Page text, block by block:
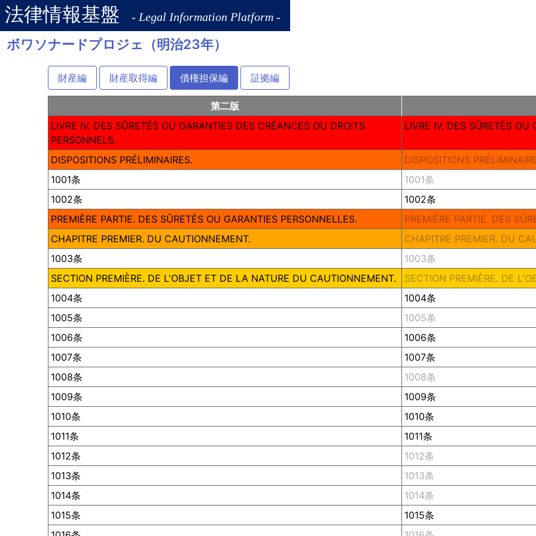
法律情報基盤 - Legal Information Platform -
ボワソナードプロジェ（明治23年）
財産編 財産取得編 債権担保編 証拠編
第二版
LIVRE IV. DES SÛRETÉS OU GARANTIES DES CRÉANCES OU DROITS
PERSONNELS.
LIVRE IV. DES SÛRETÉS OU
DISPOSITIONS PRÉLIMINAIRES.
DISPOSITIONS
1001条
1001条
1002条
1002条
PREMIÈRE PARTIE. DES SÛRETÉS OU GARANTIES PERSONNELLES.
PREMIÈRE PARTIE. DES
CHAPITRE PREMIER. DU CAUTIONNEMENT.
CHAPITRE PREMIER. DU
1003条
1003条
SECTION PREMIÈRE. DE L'OBJET ET DE LA NATURE DU CAUTIONNEMENT.
SECTION PREMIÈRE. DE
1004条
1004条
1005条
1005条
1006条
1006条
1007条
1007条
1008条
1008条
1009条
1009条
1010条
1010条
1011条
1011条
1012条
1012条
1013条
1013条
1014条
1014条
1015条
1015条